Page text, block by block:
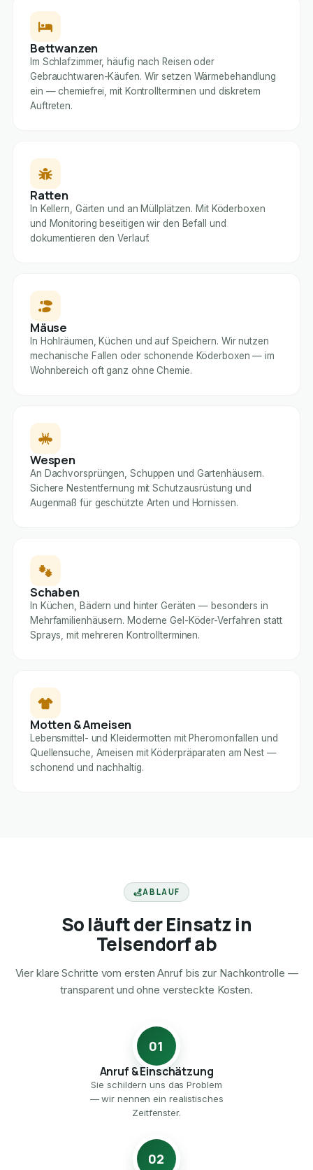
Bettwanzen
Im Schlafzimmer, häufig nach Reisen oder
Gebrauchtwaren-Käufen. Wir setzen Wärmebehandlung
ein — chemiefrei, mit Kontrollterminen und diskretem
Auftreten.
Ratten
In Kellern, Gärten und an Müllplätzen. Mit Köderboxen
und Monitoring beseitigen wir den Befall und
dokumentieren den Verlauf.
Mäuse
In Hohlräumen, Küchen und auf Speichern. Wir nutzen
mechanische Fallen oder schonende Köderboxen — im
Wohnbereich oft ganz ohne Chemie.
Wespen
An Dachvorsprüngen, Schuppen und Gartenhäusern.
Sichere Nestentfernung mit Schutzausrüstung und
Augenmaß für geschützte Arten und Hornissen.
Schaben
In Küchen, Bädern und hinter Geräten — besonders in
Mehrfamilienhäusern. Moderne Gel-Köder-Verfahren statt
Sprays, mit mehreren Kontrollterminen.
Motten & Ameisen
Lebensmittel- und Kleidermotten mit Pheromonfallen und
Quellensuche, Ameisen mit Köderpräparaten am Nest —
schonend und nachhaltig.
ABLAUF
So läuft der Einsatz in
Teisendorf ab
Vier klare Schritte vom ersten Anruf bis zur Nachkontrolle —
transparent und ohne versteckte Kosten.
01
Anruf & Einschätzung
Sie schildern uns das Problem
— wir nennen ein realistisches
Zeitfenster.
02